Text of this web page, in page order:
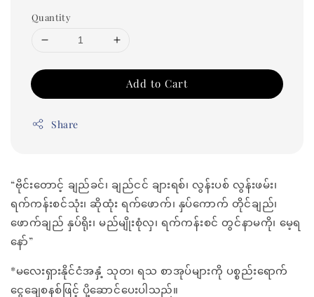
Quantity
Add to Cart
Share
“ဗိုင်းတောင့် ချည်ခင်၊ ချည်ငင် ချားရစ်၊ လွန်းပစ် လွန်းဖမ်း၊
ရက်ကန်းစင်သုံး၊ ဆိုထုံး ရက်ဖောက်၊ နှပ်ကောက် တိုင်ချည်၊
ဖောက်ချည် နှပ်ရိုး၊ မည်မျိုးစုံလှ၊ ရက်ကန်းစင် တွင်နာမကို၊ မေ့ရ
နော်”
*မလေးရှားနိုင်ငံအနှံ့ သုတ၊ ရသ စာအုပ်များကို ပစ္စည်းရောက်
ငွေချေစနစ်ဖြင့် ပို့ဆောင်ပေးပါသည်။